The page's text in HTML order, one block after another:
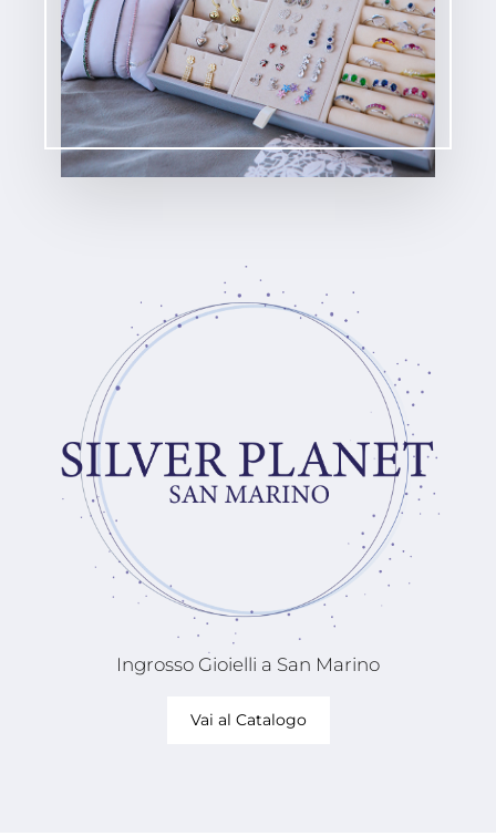
Ingrosso Gioielli a San Marino
Vai al Catalogo